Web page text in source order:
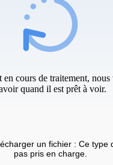
en cours de traitement, nous
quand il est prêt à voir.
un fichier : Ce type
pas pris en charge.